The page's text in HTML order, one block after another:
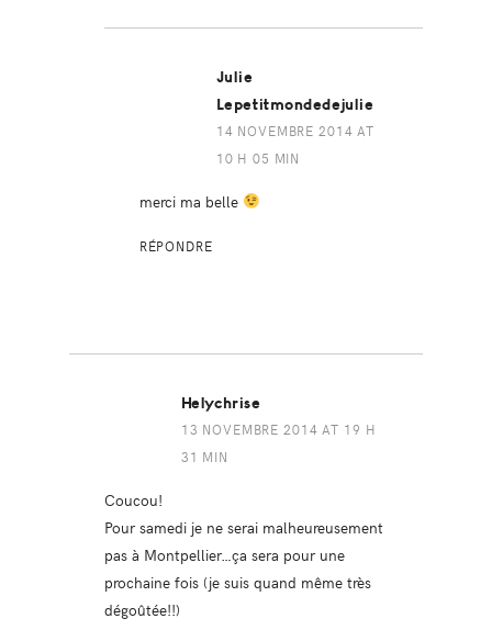
Julie
Lepetitmondedejulie
14 NOVEMBRE 2014 AT
10 H 05 MIN
merci ma belle
RÉPONDRE
Helychrise
13 NOVEMBRE 2014 AT 19 H
31 MIN
Coucou!
Pour samedi je ne serai malheureusement
pas à Montpellier…ça sera pour une
prochaine fois (je suis quand même très
dégoûtée!!)